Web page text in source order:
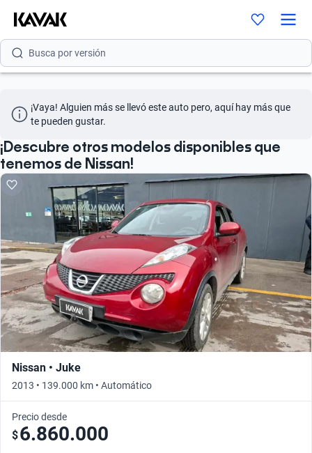
Busca por modelo
Busca por versión
Busca por marca
Busca por modelo
Busca por versión
Busca por año
¡Vaya! Alguien más se llevó este auto pero, aquí hay más que
te pueden gustar.
¡Descubre otros modelos disponibles que
tenemos de Nissan!
Nissan • Juke
2013 • 139.000 km • Automático
Precio desde
$6.860.000